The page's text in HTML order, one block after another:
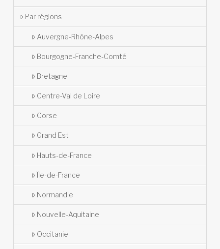
Par régions
Auvergne-Rhône-Alpes
Bourgogne-Franche-Comté
Bretagne
Centre-Val de Loire
Corse
Grand Est
Hauts-de-France
Île-de-France
Normandie
Nouvelle-Aquitaine
Occitanie